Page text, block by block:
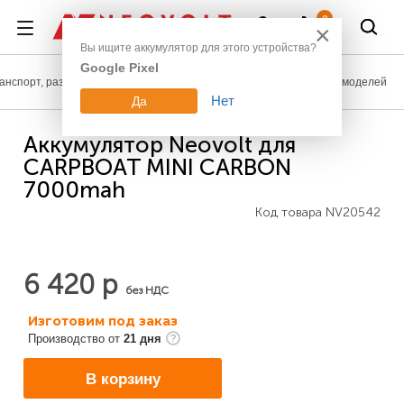
0
развлечения Аккумуляторы для радиоуправляемых моделей
Аккумулятор Neovolt для
CARPBOAT MINI CARBON
7000mah
Код товара NV20542
6 420 р без НДС
Изготовим под заказ
Производство от 21 дня
В корзину
×
Вы ищите аккумулятор для этого устройства?
Google Pixel
Да Нет